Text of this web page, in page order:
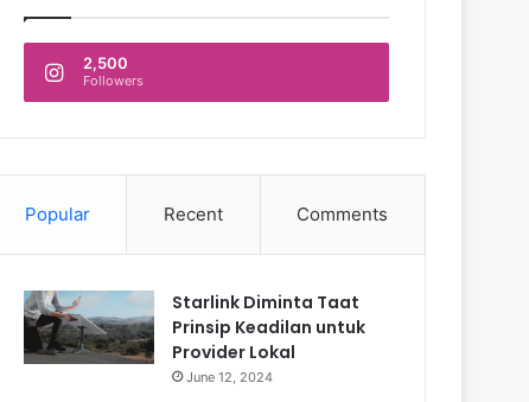
2,500
Followers
Popular Recent Comments
Starlink Diminta Taat
Prinsip Keadilan untuk
Provider Lokal
June 12, 2024